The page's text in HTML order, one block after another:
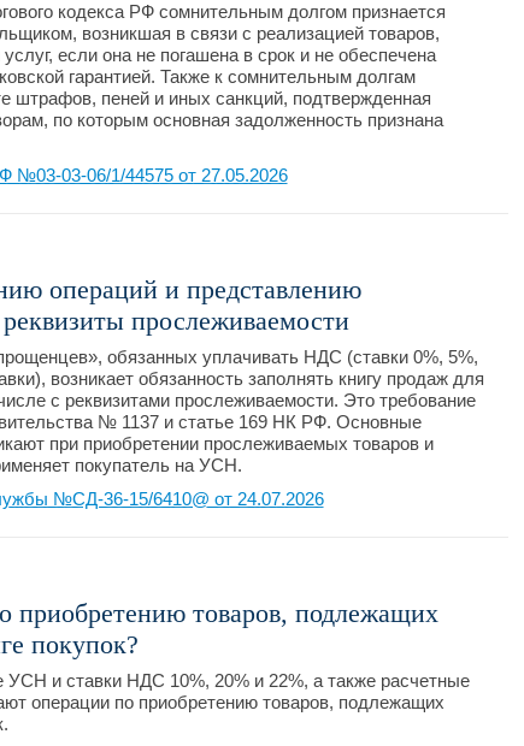
кодекса РФ сомнительным долгом признается
возникшая в связи с реализацией товаров,
если она не погашена в срок и не обеспечена
гарантией. Также к сомнительным долгам
штрафов, пеней и иных санкций, подтвержденная
по которым основная задолженность признана
№03-03-06/1/44575 от 27.05.2026
операций и представлению
прослеживаемости
обязанных уплачивать НДС (ставки 0%, 5%,
возникает обязанность заполнять книгу продаж для
с реквизитами прослеживаемости. Это требование
№ 1137 и статье 169 НК РФ. Основные
при приобретении прослеживаемых товаров и
покупатель на УСН.
№СД-36-15/6410@ от 24.07.2026
приобретению товаров, подлежащих
покупок?
и ставки НДС 10%, 20% и 22%, а также расчетные
операции по приобретению товаров, подлежащих